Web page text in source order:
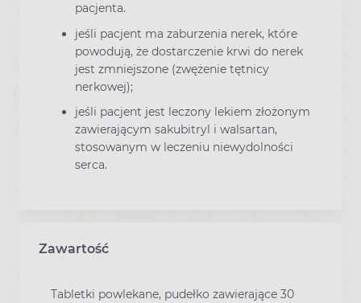
pacjenta.
jeśli pacjent ma zaburzenia nerek, które
powodują, że dostarczenie krwi do nerek
jest zmniejszone (zwężenie tętnicy
nerkowej);
jeśli pacjent jest leczony lekiem złożonym
zawierającym sakubitryl i walsartan,
stosowanym w leczeniu niewydolności
serca.
Zawartość
Tabletki powlekane, pudełko zawierające 30